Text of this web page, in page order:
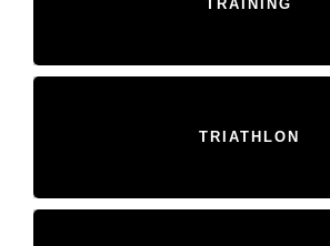
TRAINING
TRIATHLON